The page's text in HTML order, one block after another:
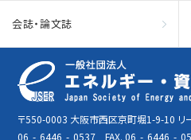
会誌・論文誌
〒550-0003 大阪市西区京町堀1-9-10 リ
06 - 6446 - 0537 FAX. 06 - 6446 -